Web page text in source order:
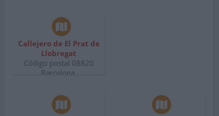
Callejero de El Prat de
Llobregat
Código postal 08820
Barcelona.